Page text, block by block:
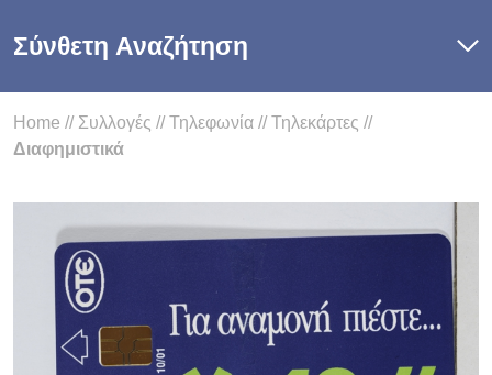
Σύνθετη Αναζήτηση
Home // Συλλογές //Τηλεφωνία //Τηλεκάρτες //
Διαφημιστικά